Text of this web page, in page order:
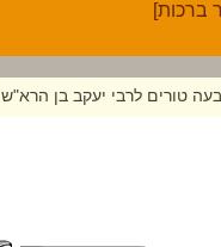
טורים לרבי יעקב בן הרא"ש